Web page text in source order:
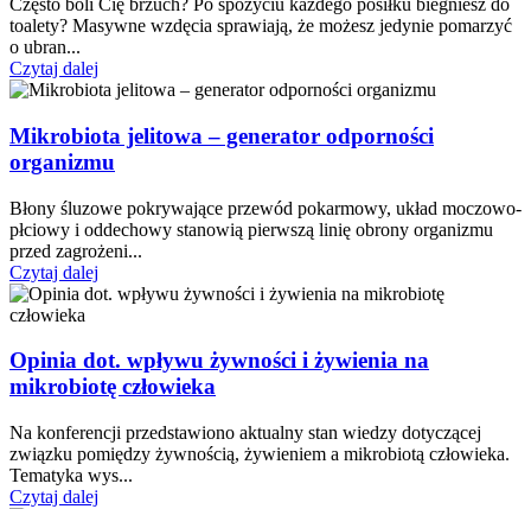
Często boli Cię brzuch? Po spożyciu każdego posiłku biegniesz do
toalety? Masywne wzdęcia sprawiają, że możesz jedynie pomarzyć
o ubran...
Czytaj dalej
Mikrobiota jelitowa – generator odporności
organizmu
Błony śluzowe pokrywające przewód pokarmowy, układ moczowo-
płciowy i oddechowy stanowią pierwszą linię obrony organizmu
przed zagrożeni...
Czytaj dalej
Opinia dot. wpływu żywności i żywienia na
mikrobiotę człowieka
Na konferencji przedstawiono aktualny stan wiedzy dotyczącej
związku pomiędzy żywnością, żywieniem a mikrobiotą człowieka.
Tematyka wys...
Czytaj dalej